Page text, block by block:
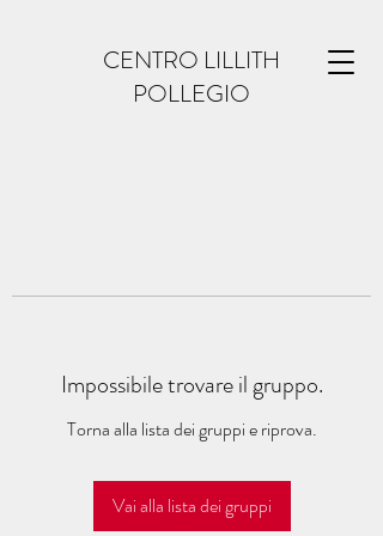
CENTRO LILLITH
POLLEGIO
Impossibile trovare il gruppo.
Torna alla lista dei gruppi e riprova.
Vai alla lista dei gruppi